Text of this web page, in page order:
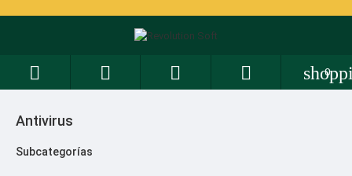
    0
Antivirus
Subcategorías